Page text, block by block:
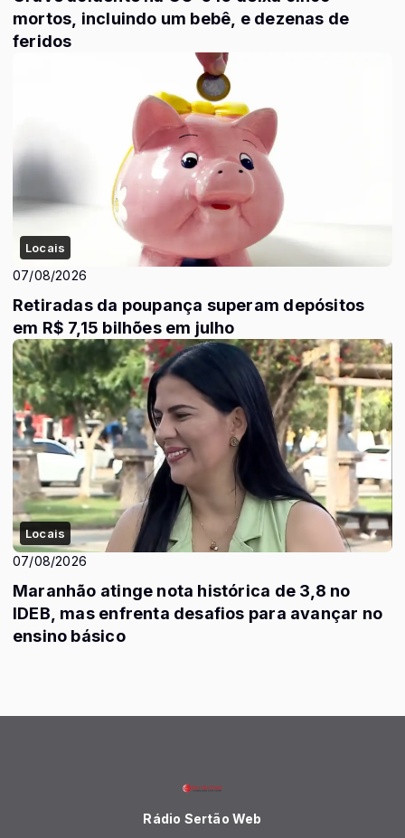
mortos, incluindo um bebê, e dezenas de
feridos
Locais
07/08/2026
Retiradas da poupança superam depósitos
em R$ 7,15 bilhões em julho
Locais
07/08/2026
Maranhão atinge nota histórica de 3,8 no
IDEB, mas enfrenta desafios para avançar no
ensino básico
Rádio Sertão Web